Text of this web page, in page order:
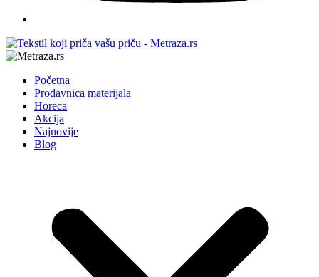
Početna
Prodavnica materijala
Horeca
Akcija
Najnovije
Blog